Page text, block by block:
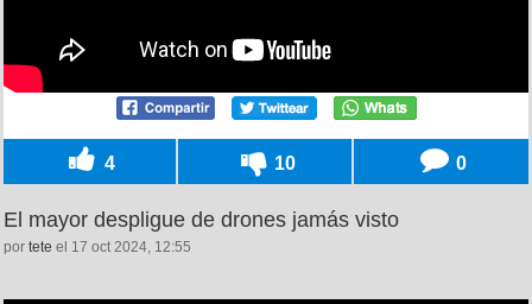
4 10 0
El mayor despligue de drones jamás visto
por tete el 17 oct 2024, 12:55